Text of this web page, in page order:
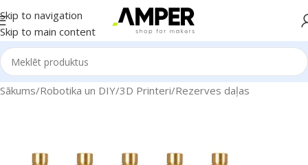
Skip to navigation
Skip to main content
Sākums/Robotika un DIY/3D Printeri/Rezerves daļas